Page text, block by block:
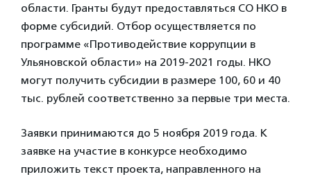
области. Гранты будут предоставляться СО НКО в
форме субсидий. Отбор осуществляется по
программе «Противодействие коррупции в
Ульяновской области» на 2019-2021 годы. НКО
могут получить субсидии в размере 100, 60 и 40
тыс. рублей соответственно за первые три места.
Заявки принимаются до 5 ноября 2019 года. К
заявке на участие в конкурсе необходимо
приложить текст проекта, направленного на